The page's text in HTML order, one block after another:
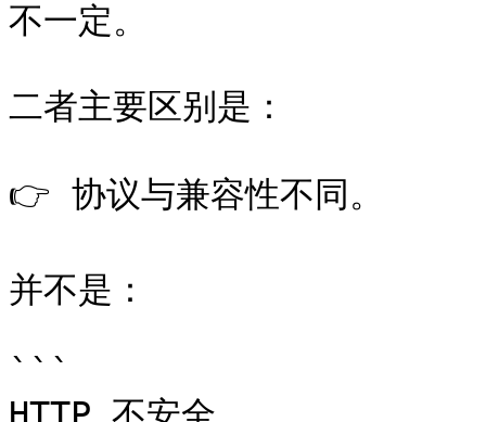
不一定。
二者主要区别是：
👉 协议与兼容性不同。
并不是：
```